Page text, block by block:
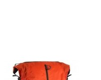
GLI ORDINI